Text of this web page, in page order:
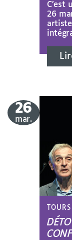
C’est
26
le26
mar.
TOURS